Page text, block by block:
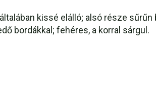
kissé elálló; alsó része
bordákkal; fehéres, a korral sárgul.